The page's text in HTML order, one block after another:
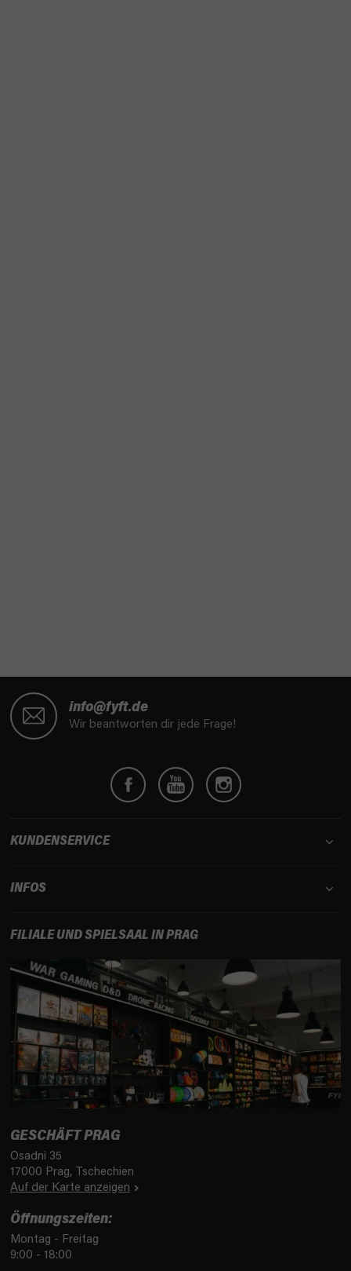
info@fyft.de
Wir beantworten dir jede Frage!
KUNDENSERVICE
INFOS
FILIALE UND SPIELSAAL IN PRAG
GESCHÄFT PRAG
Osadni 35
17000 Prag, Tschechien
Auf der Karte anzeigen
Öffnungszeiten:
Montag - Freitag
9:00 - 18:00